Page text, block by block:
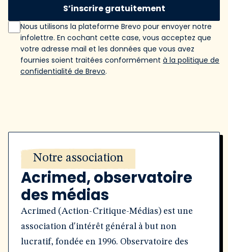
S’inscrire gratuitement
Nous utilisons la plateforme Brevo pour envoyer notre
infolettre. En cochant cette case, vous acceptez que
votre adresse mail et les données que vous avez
fournies soient traitées conformément à la politique de
confidentialité de Brevo.
Notre association
Acrimed, observatoire
des médias
Acrimed (Action-Critique-Médias) est une
association d'intérêt général à but non
lucratif, fondée en 1996. Observatoire des